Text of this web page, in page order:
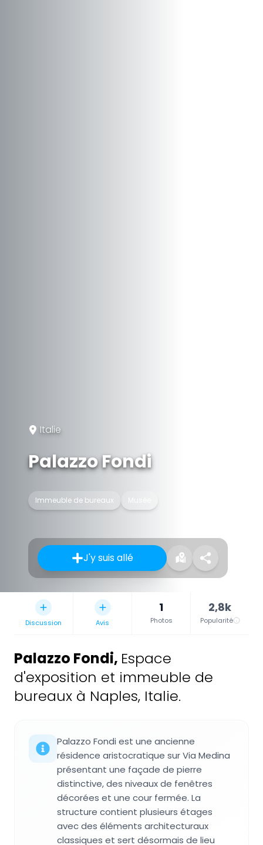
Italie
Palazzo Fondi
Immeuble de bureaux Musée
J'y suis allé
Discussion Avis
1
Photos
2,8k
Popularité
Palazzo Fondi, Espace
d'exposition et immeuble de
bureaux à Naples, Italie.
Palazzo Fondi est une ancienne
résidence aristocratique sur Via Medina
présentant une façade de pierre
distinctive, des niveaux de fenêtres
décorées et une cour fermée. La
structure contient plusieurs étages
avec des éléments architecturaux
classiques et sert désormais de lieu